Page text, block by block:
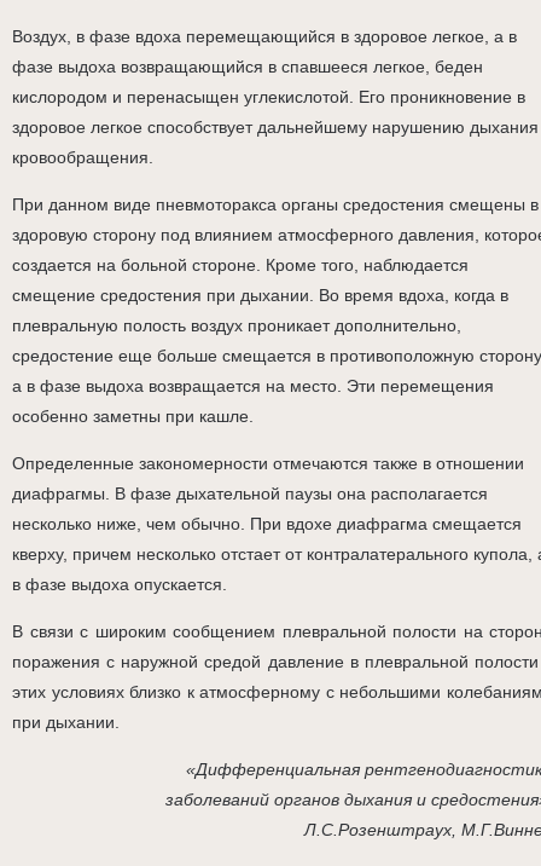
Воздух, в фазе вдоха перемещающийся в здоровое легкое, а в
фазе выдоха возвращающийся в спавшееся легкое, беден
кислородом и перенасыщен углекислотой. Его проникновение в
здоровое легкое способствует дальнейшему нарушению
кровообращения.
При данном виде пневмоторакса органы средостения смещены в
здоровую сторону под влиянием атмосферного давления,
создается на больной стороне. Кроме того, наблюдается
смещение средостения при дыхании. Во время вдоха, когда в
плевральную полость воздух проникает дополнительно,
средостение еще больше смещается в противоположную
а в фазе выдоха возвращается на место. Эти перемещения
особенно заметны при кашле.
Определенные закономерности отмечаются также в отношении
диафрагмы. В фазе дыхательной паузы она располагается
несколько ниже, чем обычно. При вдохе диафрагма смещается
кверху, причем несколько отстает от контралатерального купола,
в фазе выдоха опускается.
В связи с широким сообщением плевральной полости на
поражения с наружной средой давление в плевральной
этих условиях близко к атмосферному с небольшими
при дыхании.
«Дифференциальная
заболеваний органов дыхания и
Л.С.Розенштраух,